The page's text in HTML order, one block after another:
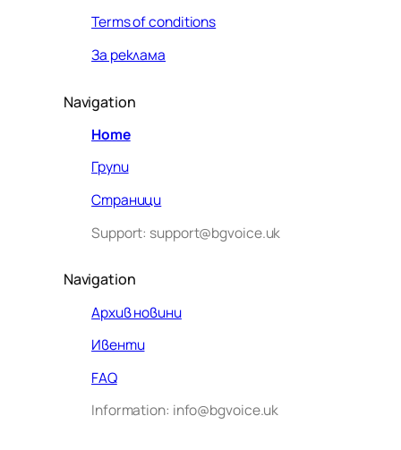
Terms of conditions
За реклама
Navigation
Home
Групи
Страници
Support: support@bgvoice.uk
Navigation
Архив новини
Ивенти
FAQ
Information: info@bgvoice.uk
VOICE UK. С какво мога да